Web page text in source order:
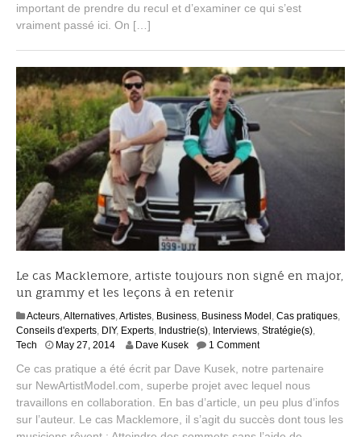
5
important de prendre du recul et d’examiner ce qui s’est
vraiment passé ici. On […]
Le cas Macklemore, artiste toujours non signé en major,
un grammy et les leçons à en retenir
Acteurs,Alternatives,Artistes, Business, Business Model , Cas pratiques,
Conseils d'experts, DIY, Experts, Industrie(s), Interviews, Stratégie(s),
Tech
May 27, 2014A
g
u
s
1
Dave Kusek 1 Comment
Ce cas pratique a été écrit par Dave Kusek, notre partenaire
sur NewArtistModel.com, superbe projet avec lequel nous
travaillons en collaboration. En bas d’article, un peu plus d’infos
sur l’auteur. Le cas Macklemore, il s’agit du succès dont tous les